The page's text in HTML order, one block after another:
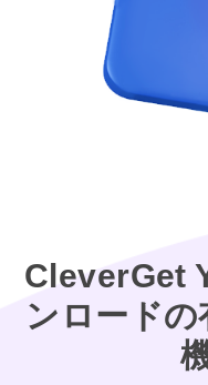
CleverGet
ンロード